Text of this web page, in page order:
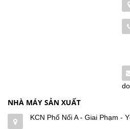
NHÀ MÁY SẢN XUẤT
KCN Phố Nối A - Giai Phạm -